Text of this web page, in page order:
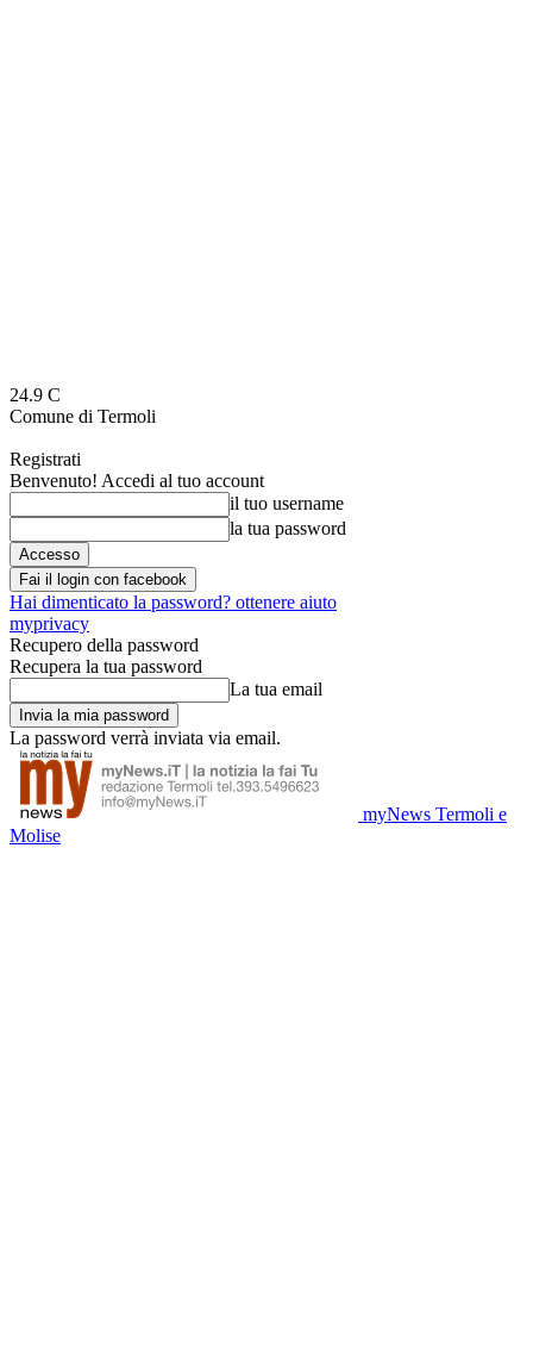
24.9 C
Comune di Termoli
Registrati
Benvenuto! Accedi al tuo account
il tuo username
la tua password
Fai il login con facebook
Hai dimenticato la password? ottenere aiuto
myprivacy
Recupero della password
Recupera la tua password
La tua email
La password verrà inviata via email.
myNews Termoli e
Molise